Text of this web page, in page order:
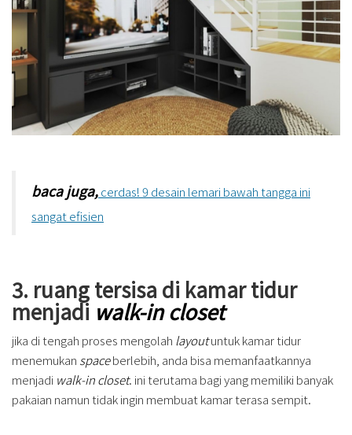
baca juga,cerdas! 9 desain lemari bawah tangga ini
sangat efisien
3. ruang tersisa di kamar tidur
menjadi walk-in closet
jika di tengah proses mengolah layoutuntuk kamar tidur
menemukan spaceberlebih, anda bisa memanfaatkannya
menjadi walk-in closet. ini terutama bagi yang memiliki banyak
pakaian namun tidak ingin membuat kamar terasa sempit.